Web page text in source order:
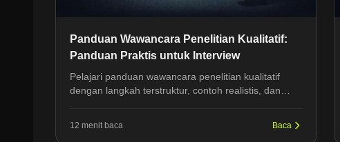
Panduan Wawancara Penelitian Kualitatif:
Panduan Praktis untuk Interview
Pelajari panduan wawancara penelitian kualitatif
dengan langkah terstruktur, contoh realistis, dan
12 menit baca Baca